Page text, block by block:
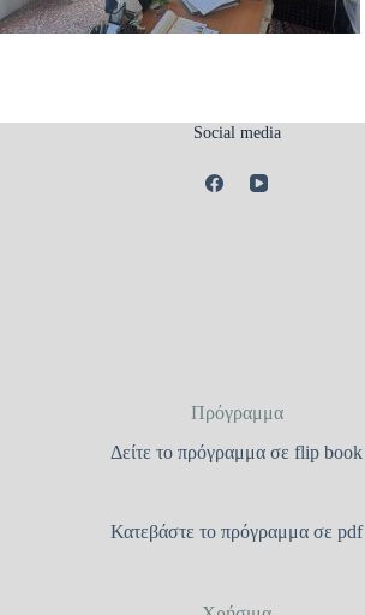
Social media
Πρόγραμμα
Δείτε το πρόγραμμα σε flip book
Κατεβάστε το πρόγραμμα σε pdf